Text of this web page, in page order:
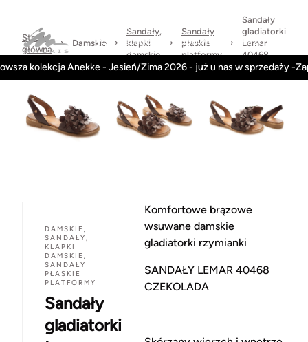
zwrot
Kategorie Obuwie-Wiosna26
kolekcja Anekke - Jesień/Zima 2026 - już u nas w sprzedaży -
Strona
główna
Damskie
Sandały,
klapki
damskie
Sandały
płaskie
platformy
Sandały
gladiatorki
Lemar
40468
czekolada
DAMSKIE ,
SANDAŁY,
KLAPKI
DAMSKIE ,
SANDAŁY
PŁASKIE
PLATFORMY
Sandały
gladiatorki
Komfortowe brązowe
wsuwane damskie
gladiatorki rzymianki
SANDAŁY LEMAR 40468
CZEKOLADA